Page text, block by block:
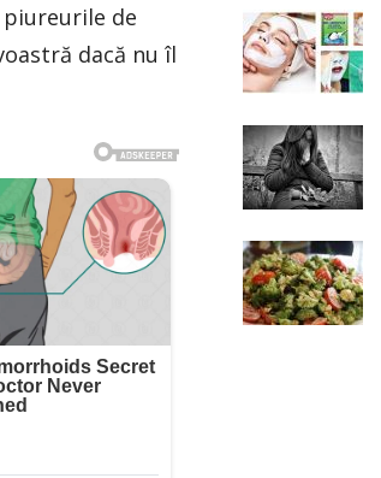
de
dacă nu îl